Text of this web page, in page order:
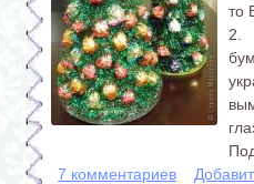
то
2.
7 комментариев